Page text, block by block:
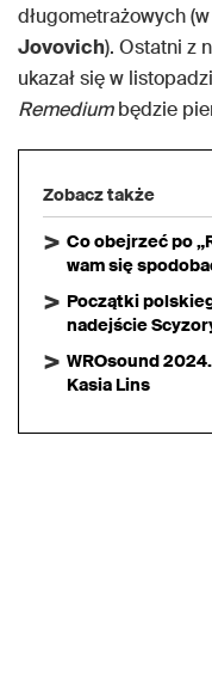
długometrażowych
Jovovich). Ostatni z
ukazał się w
Remediumbędzie
Zobacz także
Co obejrzeć po
wam się
Początki
nadejście
WROsound
Kasia Lins